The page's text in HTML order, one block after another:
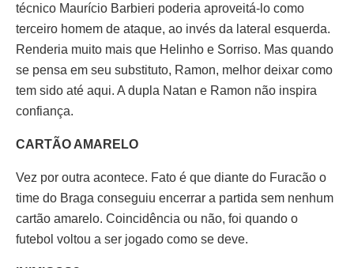
técnico Maurício Barbieri poderia aproveitá-lo como
terceiro homem de ataque, ao invés da lateral esquerda.
Renderia muito mais que Helinho e Sorriso. Mas quando
se pensa em seu substituto, Ramon, melhor deixar como
tem sido até aqui. A dupla Natan e Ramon não inspira
confiança.
CARTÃO AMARELO
Vez por outra acontece. Fato é que diante do Furacão o
time do Braga conseguiu encerrar a partida sem nenhum
cartão amarelo. Coincidência ou não, foi quando o
futebol voltou a ser jogado como se deve.